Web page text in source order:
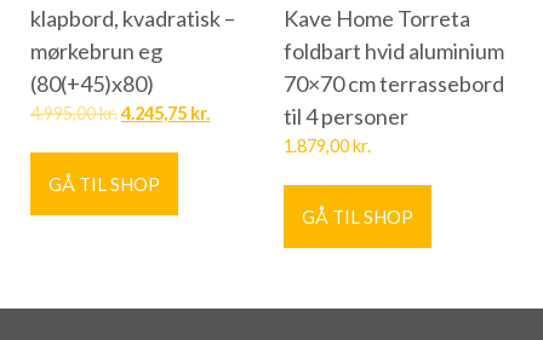
klapbord, kvadratisk –
mørkebrun eg
(80(+45)x80)
4.995,00kr.4.245,75 kr.
GÅ TIL SHOP
Kave Home Torreta
foldbart hvid aluminium
70×70 cm terrassebord
til 4 personer
1.879,00kr.
GÅ TIL SHOP